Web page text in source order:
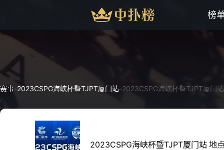
榜
赛事-2023CSPG海峡杯暨TJPT厦门站-2023CSPG海峡杯暨TJPT厦门
2023CSPG海峡杯暨TJPT厦门站 地